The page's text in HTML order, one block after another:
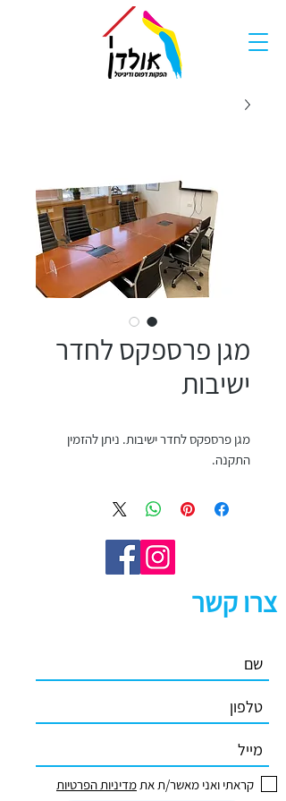
מגן פרספקס לחדר
ישיבות
מגן פרספקס לחדר ישיבות. ניתן להזמין
התקנה.
צרו קשר
קראתי ואני מאשר/ת את מדיניות הפרטיות